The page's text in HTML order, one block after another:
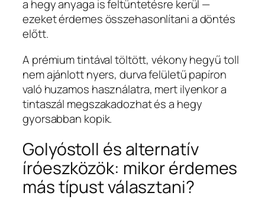
a hegy anyaga is feltüntetésre kerül —
ezeket érdemes összehasonlítani a döntés
előtt.
A prémium tintával töltött, vékony hegyű toll
nem ajánlott nyers, durva felületű papíron
való huzamos használatra, mert ilyenkor a
tintaszál megszakadozhat és a hegy
gyorsabban kopik.
Golyóstoll és alternatív
íróeszközök: mikor érdemes
más típust választani?